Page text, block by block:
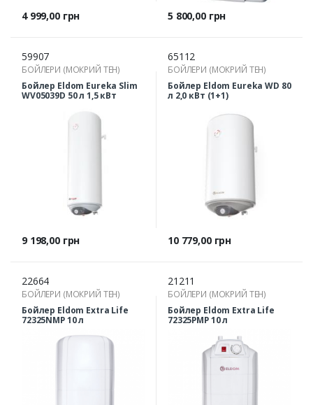
Ціна
4 999,00 грн Ціна
5 800,00 грн
59907
БОЙЛЕРИ (МОКРИЙ ТЕН)
Бойлер Eldom Eureka Slim
WV05039D 50 л 1,5 кВт
Ціна
9 198,00 грн
65112
БОЙЛЕРИ (МОКРИЙ ТЕН)
Бойлер Eldom Eureka WD 80
л 2,0 кВт (1+1)
Ціна
10 779,00 грн
22664
БОЙЛЕРИ (МОКРИЙ ТЕН)
Бойлер Eldom Extra Life
72325NMP 10 л
21211
БОЙЛЕРИ (МОКРИЙ ТЕН)
Бойлер Eldom Extra Life
72325PMP 10 л